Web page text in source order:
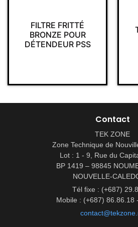
FILTRE FRITTÉ
BRONZE POUR
DÉTENDEUR PSS
Contact
TEK ZONE
Zone Technique de
Lot : 1 - 9, Rue du
BP 1419 – 98845
NOUVELLE-
Tél fixe : (+687)
Mobile : (+687) 86.86.18